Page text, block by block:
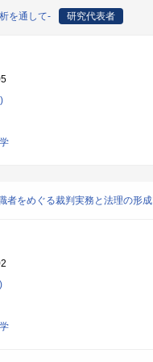
を通して- 研究代表者
者をめぐる裁判実務と法理の形成